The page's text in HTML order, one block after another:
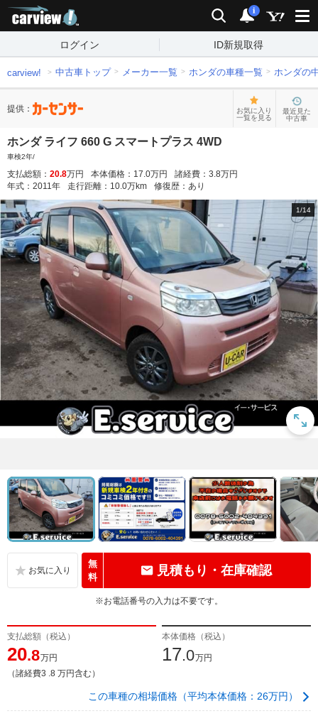
検索 通知
i
ログイン ID新規取得
carview! 中古車トップ メーカー一覧 ホンダの車種一覧 ホンダの
提供：
お気に入り
一覧を見る
最近見た
中古車
ホンダ ライフ 660 G スマートプラス 4WD
車検2年/
支払総額： 20.8万円 本体価格： 17.0万円 諸経費： 3.8万円
年式： 2011年 走行距離： 10.0万km 修復歴： あり
1/14
無
料
見積もり・在庫確認
※お電話番号の入力は不要です。
支払総額（税込）
20.8万円
（諸経費3 .8 万円含む）
本体価格（税込）
17.0万円
この車種の相場価格（平均本体価格：26万円）